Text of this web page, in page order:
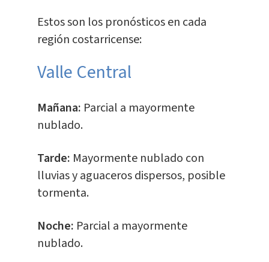
Estos son los pronósticos en cada
región costarricense:
Valle Central
Mañana: Parcial a mayormente
nublado.
Tarde: Mayormente nublado con
lluvias y aguaceros dispersos, posible
tormenta.
Noche: Parcial a mayormente
nublado.